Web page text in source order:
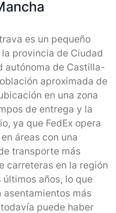
es un pequeño
provincia de Ciudad
autónoma de Castilla-
aproximada de
en una zona
de entrega y la
ya que FedEx opera
áreas con una
transporte más
carreteras en la región
años, lo que
más
puede haber